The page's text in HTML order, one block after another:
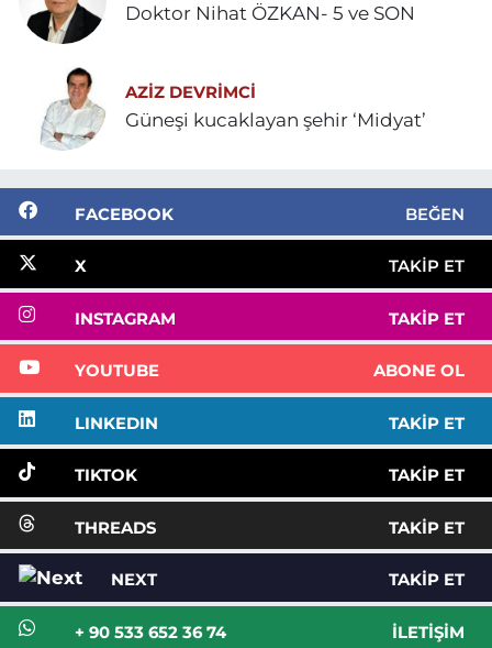
Doktor Nihat ÖZKAN- 5 ve SON
AZIZ DEVRIMCI
Güneşi kucaklayan şehir ‘Midyat’
FACEBOOK BEĞEN
X TAKIP ET
INSTAGRAM TAKIP ET
YOUTUBE ABONE OL
LINKEDIN TAKIP ET
TIKTOK TAKIP ET
THREADS TAKIP ET
NEXT TAKIP ET
+ 90 533 652 36 74 İLETIŞIM